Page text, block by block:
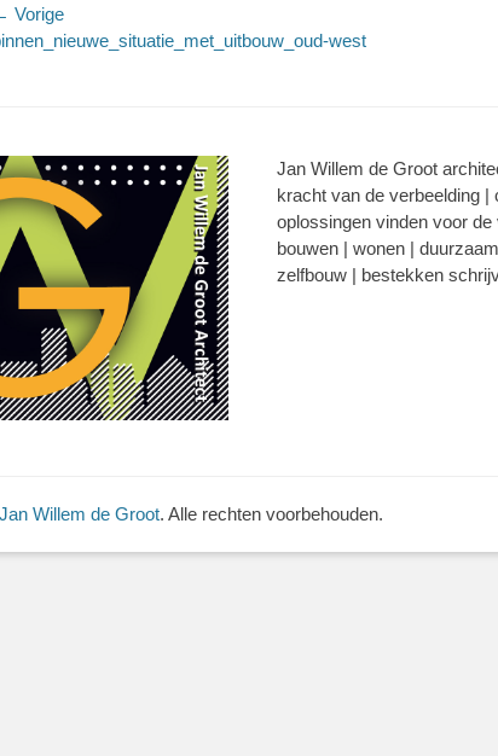
Vorige
west
Jan Willem de Groot
kracht van de verbeelding
oplossingen vinden voor
bouwen | wonen |
zelfbouw | bestekken
Jan Willem de Groot. Alle rechten voorbehouden.